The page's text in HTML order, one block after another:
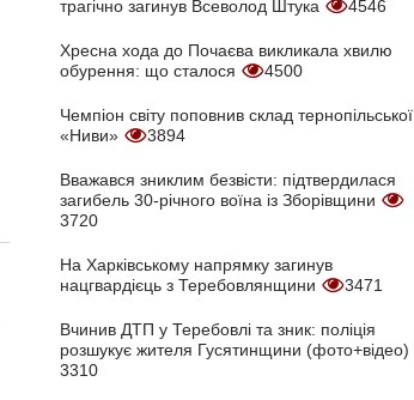
трагічно загинув Всеволод Штука
4546
Хресна хода до Почаєва викликала хвилю
обурення: що сталося
4500
Чемпіон світу поповнив склад тернопільської
«Ниви»
3894
Вважався зниклим безвісти: підтвердилася
загибель 30-річного воїна із Зборівщини
3720
На Харківському напрямку загинув
нацгвардієць з Теребовлянщини
3471
Вчинив ДТП у Теребовлі та зник: поліція
розшукує жителя Гусятинщини (фото+відео)
3310